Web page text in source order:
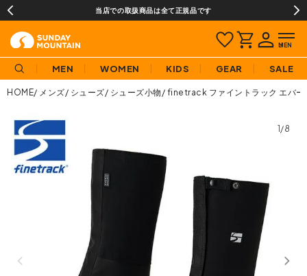
当店での取扱商品は全て正規品です
MEN WOMEN KIDS GEAR SALE
HOME メンズ シューズ シューズ小物 finetrack ファイントラック エバー
1/8